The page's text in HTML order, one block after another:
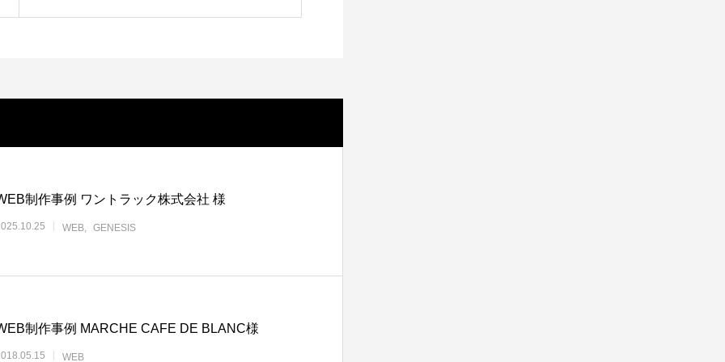
制作事例 ワントラック株式会社 様
WEB GENESIS
制作事例 MARCHE CAFE DE BLANC様
WEB